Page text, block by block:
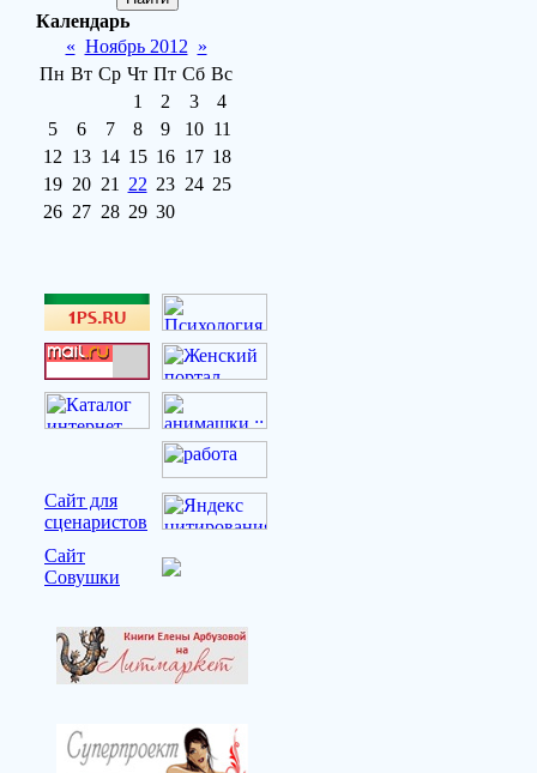
Календарь
« Ноябрь 2012 »
Пн Вт Ср Чт Пт Сб Вс
1
2 3
4
5
6 7 8 9 10 11
12 13 14 15 16 17 18
19 20 21 22 23 24 25
26 27 28 29 30
Сайт для
сценаристов
Сайт
Совушки